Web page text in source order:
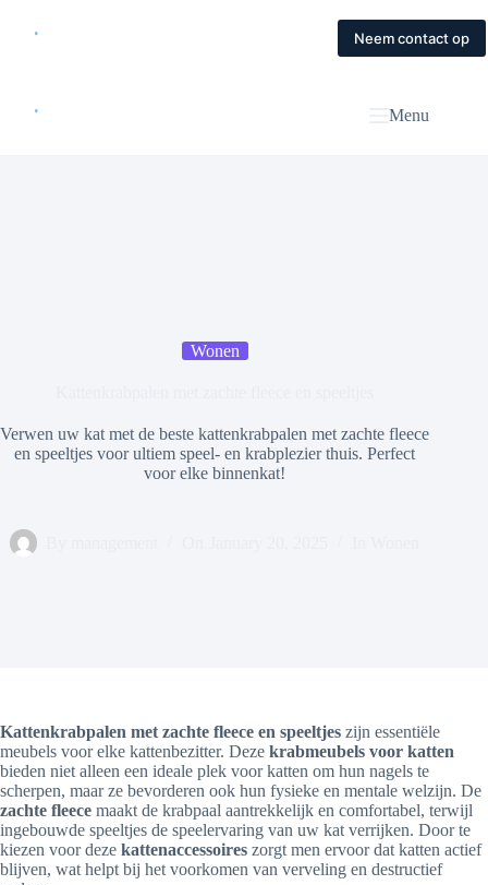
Contact
Neem contact op
Menu
Wonen
Verwen uw kat met de beste kattenkrabpalen met zachte fleece
en speeltjes voor ultiem speel- en krabplezier thuis. Perfect
voor elke binnenkat!
Kattenkrabpalen met zachte fleece en speeltjes zijn essentiële
meubels voor elke kattenbezitter. Deze krabmeubels voor katten
bieden niet alleen een ideale plek voor katten om hun nagels te
scherpen, maar ze bevorderen ook hun fysieke en mentale welzijn. De
zachte fleece maakt de krabpaal aantrekkelijk en comfortabel, terwijl
ingebouwde speeltjes de speelervaring van uw kat verrijken. Door te
kiezen voor deze kattenaccessoires zorgt men ervoor dat katten actief
blijven, wat helpt bij het voorkomen van verveling en destructief